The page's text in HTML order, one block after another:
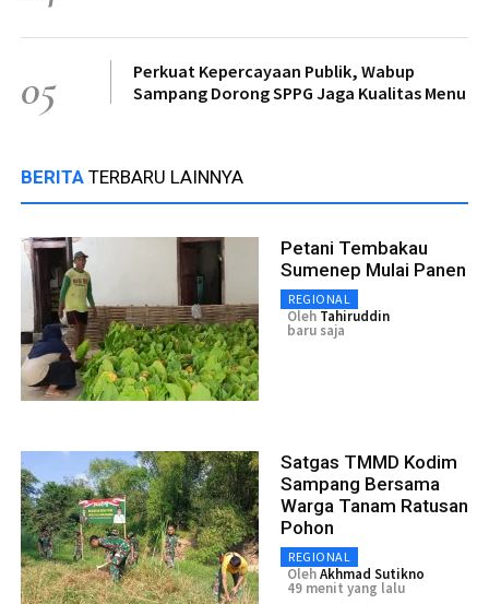
05
Perkuat Kepercayaan Publik, Wabup
Sampang Dorong SPPG Jaga Kualitas Menu
BERITA TERBARU LAINNYA
Petani Tembakau
Sumenep Mulai Panen
REGIONAL
Oleh Tahiruddin
baru saja
Satgas TMMD Kodim
Sampang Bersama
Warga Tanam Ratusan
Pohon
REGIONAL
OlehAkhmad Sutikno
49 menit yang lalu